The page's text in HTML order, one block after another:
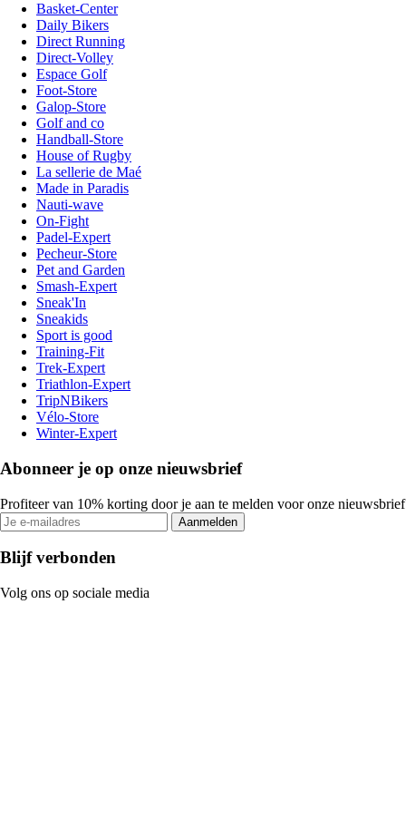
Basket-Center
Daily Bikers
Direct Running
Direct-Volley
Espace Golf
Foot-Store
Galop-Store
Golf and co
Handball-Store
House of Rugby
La sellerie de Maé
Made in Paradis
Nauti-wave
On-Fight
Padel-Expert
Pecheur-Store
Pet and Garden
Smash-Expert
Sneak'In
Sneakids
Sport is good
Training-Fit
Trek-Expert
Triathlon-Expert
TripNBikers
Vélo-Store
Winter-Expert
Abonneer je op onze nieuwsbrief
Profiteer van 10% korting door je aan te melden voor onze nieuwsbrief
Aanmelden
Blijf verbonden
Volg ons op sociale media